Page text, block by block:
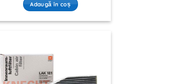
Adaugă în coș